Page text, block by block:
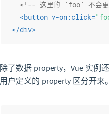
<!-- 这里的 `foo` 不会
<button v-on:click=
</div>
除了数据 property，Vue 实例
用户定义的 property 区分开来